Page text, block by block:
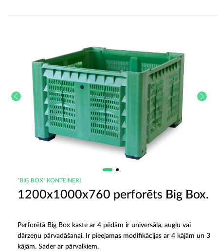
“BIG BOX” KONTEINERI
1200x1000x760 perforēts Big Box.
Perforētā Big Box kaste ar 4 pēdām ir universāla, augļu vai
dārzeņu pārvadāšanai. Ir pieejamas modifikācijas ar 4 kājām un 3
kājām. Sader ar pārvalkiem.